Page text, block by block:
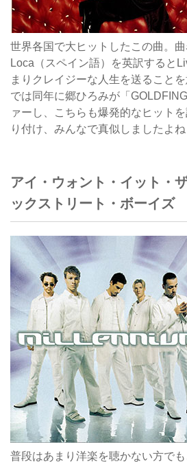
世界各国で大ヒットしたこの曲。
Loca（スペイン語）を英訳すると
まりクレイジーな人生を送ること
では同年に郷ひろみが「
ァーし、こちらも爆発的なヒット
り付け、みんなで真似しましたよね
アイ・ウォント・イット・
ックストリート・ボーイズ
普段はあまり洋楽を聴かない方で